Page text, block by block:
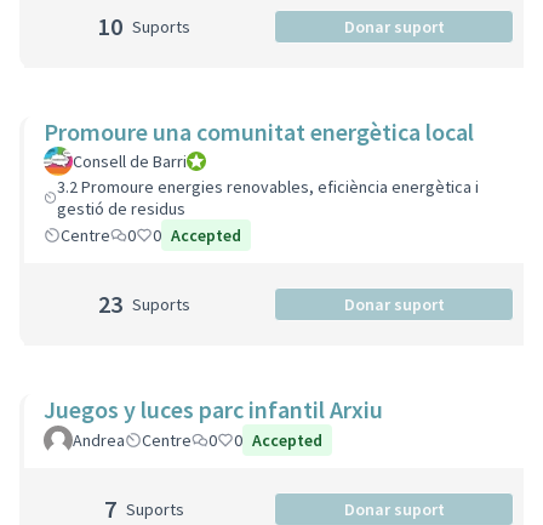
10 Suports Donar suport
Promoure una comunitat energètica local
Consell de BarriConsell de Barri
3.2 Promoure energies renovables, eficiència energètica i
gestió de residus
Centre
0 0 Accepted
23 Suports Donar suport
Juegos y luces parc infantil Arxiu
Andrea Centre 0 0 Accepted
7 Suports Donar suport